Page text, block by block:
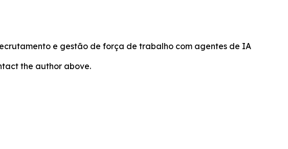
e gestão de força de trabalho com agentes de IA
the author above.